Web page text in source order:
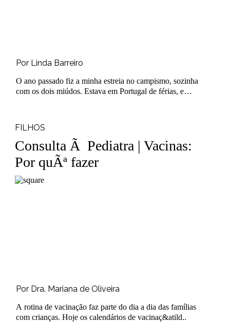
Por Linda Barreiro
O ano passado fiz a minha estreia no campismo, sozinha
com os dois miúdos. Estava em Portugal de férias, e
FILHOS
Consulta Ã Pediatra | Vacinas:
Por quÃª fazer
Por Dra. Mariana de Oliveira
A rotina de vacinação faz parte do dia a dia das famílias
com crianças. Hoje os calendários de vacinaç&atild..